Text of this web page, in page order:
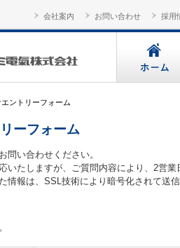
会社案内 お問い合わせ 採用
ントリーフォーム
ーフォーム
問い合わせください。
いたしますが、ご質問内容により、2営
情報は、SSL技術により暗号化されて送